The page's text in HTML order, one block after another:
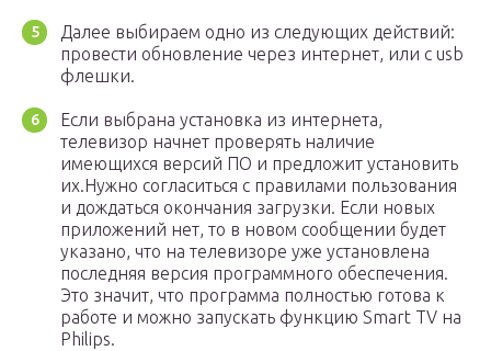
Далее выбираем одно из следующих действий:
провести обновление через интернет, или с usb
флешки.
Если выбрана установка из интернета,
телевизор начнет проверять наличие
имеющихся версий ПО и предложит установить
их.Нужно согласиться с правилами пользования
и дождаться окончания загрузки. Если новых
приложений нет, то в новом сообщении будет
указано, что на телевизоре уже установлена
последняя версия программного обеспечения.
Это значит, что программа полностью готова к
работе и можно запускать функцию Smart TV на
Philips.